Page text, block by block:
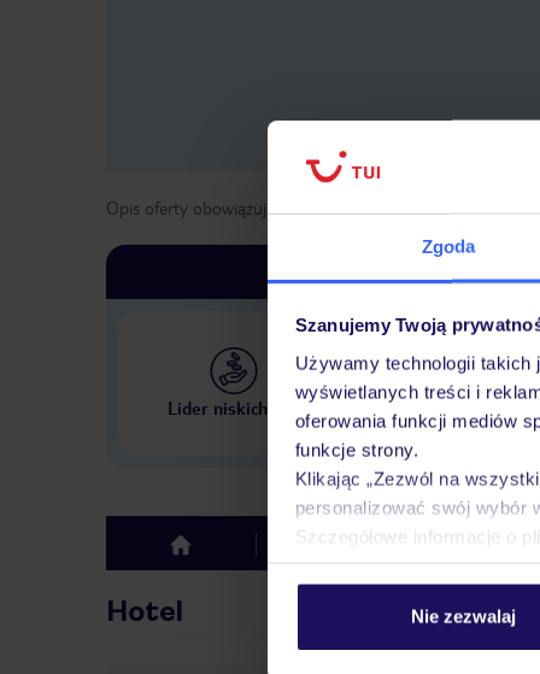
Zgoda
Szanujemy Twoją
Używamy technologii
wyświetlanych treści i
oferowania funkcji mediów
funkcje strony.
Klikając „Zezwól na
personalizować swój wybór
Szczegółowe informacje o
Nie zezwalaj
Opis oferty obowiązuje dla wyjazdów w terminie
Lider niskich cen
Największe biuro
w Polsce
top Hotel Opinie
Hotel